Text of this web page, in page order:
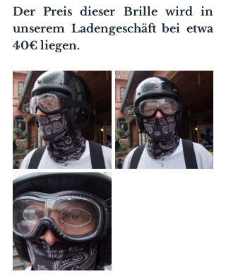
Der Preis dieser Brille wird in
unserem Ladengeschäft bei etwa
40€ liegen.